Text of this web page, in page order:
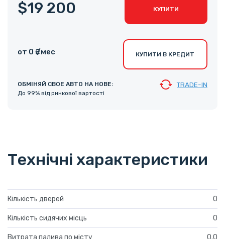
$19 200 КУПИТИ
от 0 ₴ /мес КУПИТИ В КРЕДИТ
ОБМІНЯЙ СВОЕ АВТО НА НОВЕ:
До 99% від ринкової вартості
TRADE-IN
Технічні характеристики
Кількість дверей 0
Кількість сидячих місць 0